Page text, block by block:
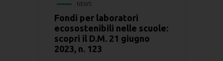
NEWS
Fondi per laboratori
ecosostenibili nelle scuole:
scopri il D.M. 21 giugno
2023, n. 123